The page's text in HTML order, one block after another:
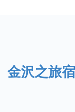
金沢之旅